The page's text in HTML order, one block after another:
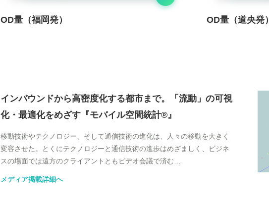
OD量（福岡発） OD量（道央発）
インバウンドから高密度化する都市まで。「流動」の可視
化・最適化をめざす『モバイル空間統計®』
移動技術やテクノロジー、そして通信技術の進化は、人々の移動を大きく
変容させた。とくにテクノロジーと通信技術の進歩はめざましく、ビジネ
スの場面では遠方のクライアントともビデオ会議で済む…
メディア掲載詳細へ